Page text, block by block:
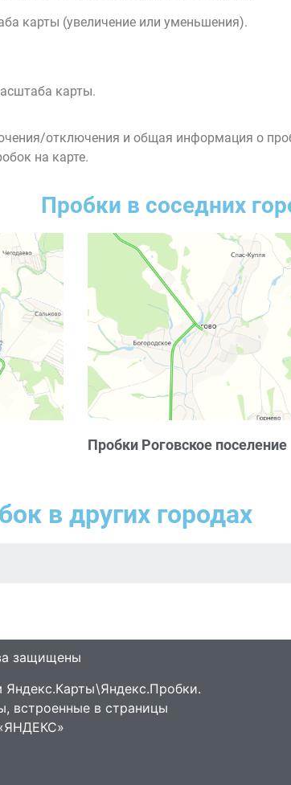
карты (увеличение или уменьшения).
карты.
отключения и общая информация о
на карте.
Пробки в соседних
Пробки Роговское поселение
в других городах
защищены
встроенные в страницы